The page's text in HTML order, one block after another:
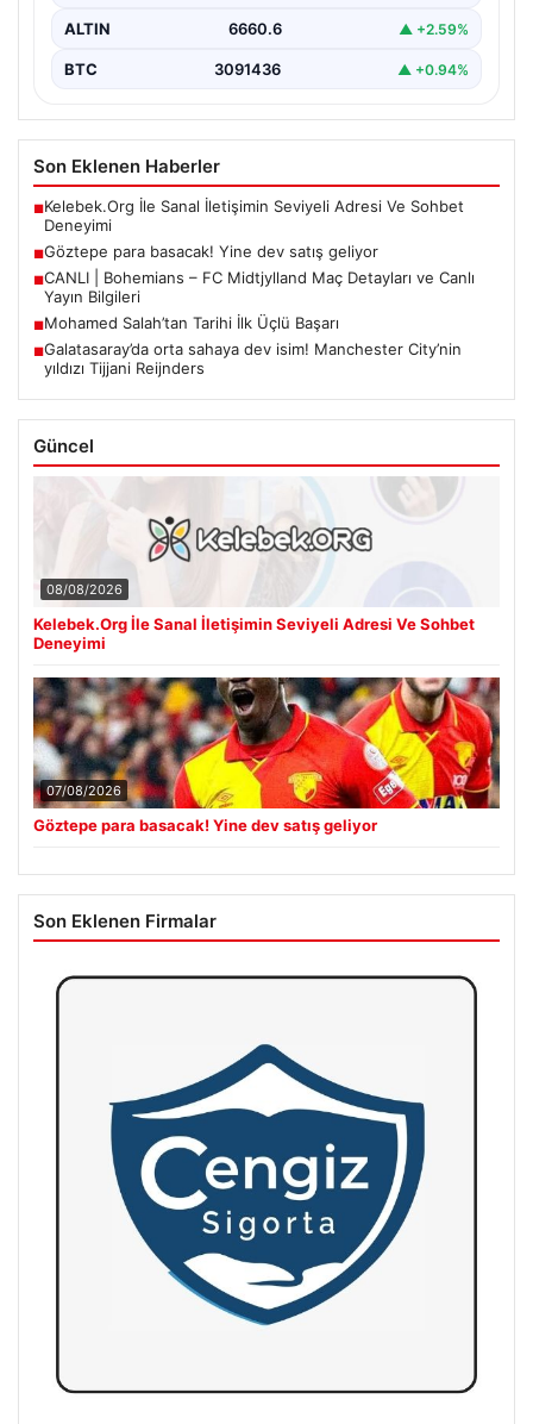
ALTIN 6660.6 ▲ +2.59%
BTC 3091436 ▲ +0.94%
Son Eklenen Haberler
■Kelebek.Org İle Sanal İletişimin Seviyeli Adresi Ve Sohbet
Deneyimi
■Göztepe para basacak! Yine dev satış geliyor
■CANLI | Bohemians – FC Midtjylland Maç Detayları ve Canlı
Yayın Bilgileri
■Mohamed Salah’tan Tarihi İlk Üçlü Başarı
■Galatasaray’da orta sahaya dev isim! Manchester City’nin
yıldızı Tijjani Reijnders
Güncel
08/08/2026
Kelebek.Org İle Sanal İletişimin Seviyeli Adresi Ve Sohbet
Deneyimi
07/08/2026
Göztepe para basacak! Yine dev satış geliyor
Son Eklenen Firmalar